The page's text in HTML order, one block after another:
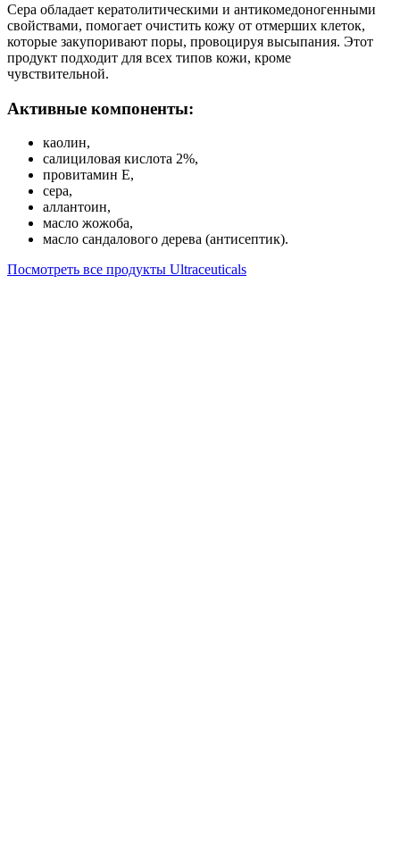
Сера обладает кератолитическими и антикомедоногенными
свойствами, помогает очистить кожу от отмерших клеток,
которые закупоривают поры, провоцируя высыпания. Этот
продукт подходит для всех типов кожи, кроме
чувствительной.
Активные компоненты:
каолин,
салициловая кислота 2%,
провитамин Е,
сера,
аллантоин,
масло жожоба,
масло сандалового дерева (антисептик).
Посмотреть все продукты Ultraceuticals